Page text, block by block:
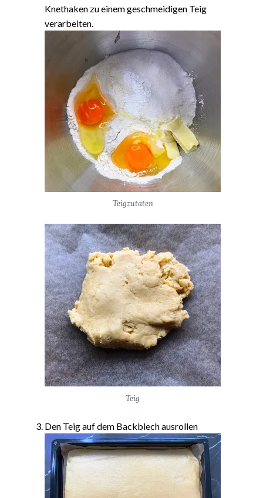
Knethaken zu einem geschmeidigen Teig
verarbeiten.
Teigzutaten
Teig
Den Teig auf dem Backblech ausrollen